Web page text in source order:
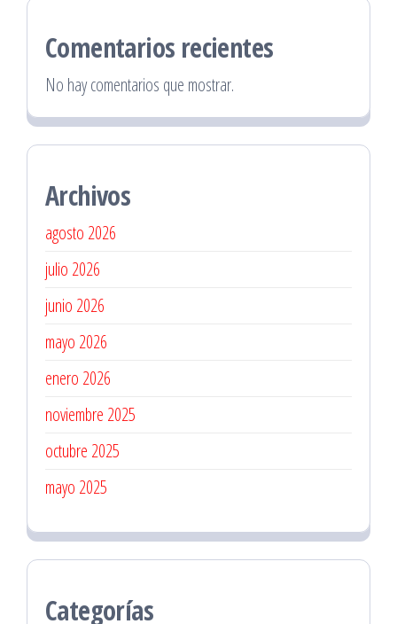
Comentarios recientes
No hay comentarios que mostrar.
Archivos
agosto 2026
julio 2026
junio 2026
mayo 2026
enero 2026
noviembre 2025
octubre 2025
mayo 2025
Categorías